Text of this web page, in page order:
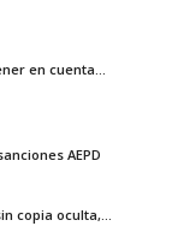
en cuenta...
AEPD
copia oculta,...